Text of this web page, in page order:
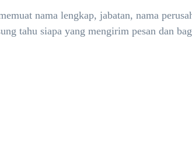
nama lengkap, jabatan, nama
tahu siapa yang mengirim pesan dan